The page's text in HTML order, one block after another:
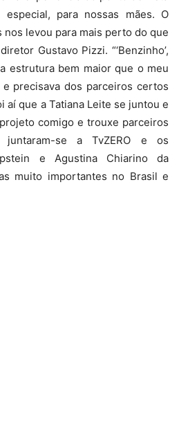
para nossas mães. O
levou para mais perto do que
Gustavo Pizzi. “‘Benzinho’,
estrutura bem maior que o meu
e precisava dos parceiros certos
aí que a Tatiana Leite se juntou e
comigo e trouxe parceiros
juntaram-se a TvZERO e os
e Agustina Chiarino da
muito importantes no Brasil e